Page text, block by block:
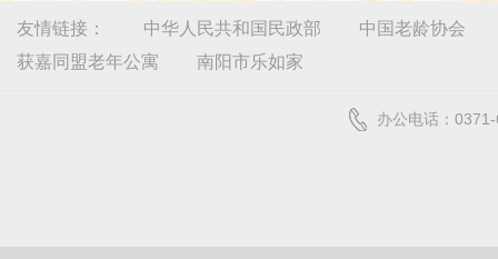
友情链接： 中华人民共和国民政部
中国老龄协会
获嘉同盟老年公寓
南阳市乐如家
办公电话：